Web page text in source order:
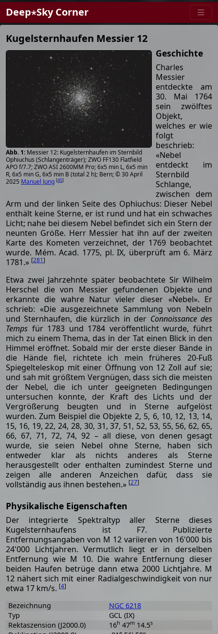
Deep⋆Sky Corner
Kugelsternhaufen Messier 12
Messier 12: Kugelsternhaufen im Sternbild
Ophiuchus (Schlangenträger); ZWO FF130 Flatfield
APO f/7.7; ZWO ASI 2600MM Pro; 6x5 min L, 6x5 min
R, 6x5 min G, 6x5 min B (total 2 h); Bern; © 30 April
2025 Manuel Jung [45]
Geschichte
Charles
Messier
entdeckte am
30. Mai 1764
sein zwölftes
Objekt,
welches er wie
folgt
beschrieb:
«Nebel
entdeckt im
Sternbild
Schlange,
zwischen dem
Arm und der linken Seite des Ophiuchus: Dieser Nebel
enthält keine Sterne, er ist rund und hat ein schwaches
Licht; nahe bei diesem Nebel befindet sich ein Stern der
neunten Größe. Herr Messier hat ihn auf der zweiten
Karte des Kometen verzeichnet, der 1769 beobachtet
wurde. Mém. Acad. 1775, pl. IX, überprüft am 6. März
1781.» [281]
Etwa zwei Jahrzehnte später beobachtete Sir Wilhelm
Herschel die von Messier gefundenen Objekte und
erkannte die wahre Natur vieler dieser «Nebel». Er
schrieb: «Die ausgezeichnete Sammlung von Nebeln
und Sternhaufen, die kürzlich in der Connoissance des
Temps für 1783 und 1784 veröffentlicht wurde, führt
mich zu einem Thema, das in der Tat einen Blick in den
Himmel eröffnet. Sobald mir der erste dieser Bände in
die Hände fiel, richtete ich mein früheres 20-Fuß
Spiegelteleskop mit einer Öffnung von 12 Zoll auf sie;
und sah mit größtem Vergnügen, dass sich die meisten
der Nebel, die ich unter geeigneten Bedingungen
untersuchen konnte, der Kraft des Lichts und der
Vergrößerung beugten und in Sterne aufgelöst
wurden. Zum Beispiel die Objekte 2, 5, 6, 10, 12, 13, 14,
15, 16, 19, 22, 24, 28, 30, 31, 37, 51, 52, 53, 55, 56, 62, 65,
66, 67, 71, 72, 74, 92 – all diese, von denen gesagt
wurde, sie seien Nebel ohne Sterne, haben sich
entweder klar als nichts anderes als Sterne
herausgestellt oder enthalten zumindest Sterne und
zeigen alle anderen Anzeichen dafür, dass sie
vollständig aus ihnen bestehen.» [27]
Physikalische Eigenschaften
Der integrierte Spektraltyp aller Sterne dieses
Kugelsternhaufens ist F7. Publizierte
Entfernungsangaben von M 12 variieren von 16'000 bis
24'000 Lichtjahren. Vermutlich liegt er in derselben
Entfernung wie M 10. Die wahre Entfernung dieser
beiden Haufen betrüge dann etwa 2000 Lichtjahre. M
12 nähert sich mit einer Radialgeschwindigkeit von nur
etwa 17 km/s. [4]
Bezeichnung
NGC 6218
Typ
GCL (IX)
Rektaszension (J2000.0)
16h 47m14.5s